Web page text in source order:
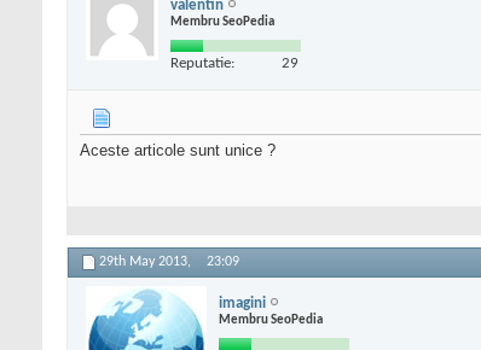
valentin
Membru SeoPedia
Reputatie: 29
Aceste articole sunt unice ?
29th May 2013, 23:09
imagini
Membru SeoPedia